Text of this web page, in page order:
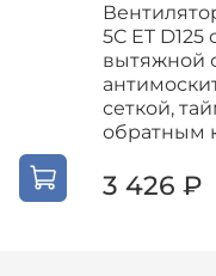
5C ET D125
вытяжной
сеткой,
обратным
3 426 ₽